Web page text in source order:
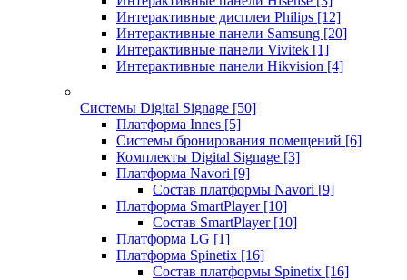
Интерактивные дисплеи Philips [12]
Интерактивные панели Samsung [20]
Интерактивные панели Vivitek [1]
Интерактивные панели Hikvision [4]
Системы Digital Signage [50]
Платформа Innes [5]
Системы бронирования помещений [6]
Комплекты Digital Signage [3]
Платформа Navori [9]
Состав платформы Navori [9]
Платформа SmartPlayer [10]
Состав SmartPlayer [10]
Платформа LG [1]
Платформа Spinetix [16]
Состав платформы Spinetix [16]